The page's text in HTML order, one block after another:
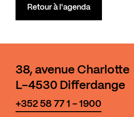
Retour à l'agenda
38, avenue Charlotte
L-4530 Differdange
+352 58 77 1 - 1900